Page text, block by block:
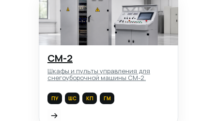
СМ-2
Шкафы и пульты управления для
снегоуборочной машины СМ-2.
ПУ ШС КП ГМ